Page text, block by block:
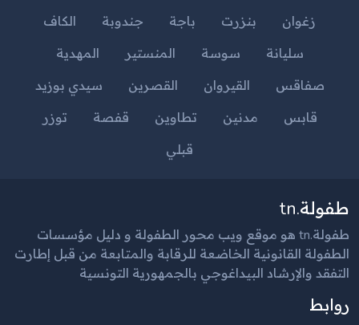
زغوان
بنزرت باجة جندوبة
الكاف
سليانة
سوسة المنستير
المهدية
صفاقس
القيروان القصرين
سيدي بوزيد
قابس
مدنين تطاوين قفصة
توزر
قبلي
طفولة.tn
طفولة.tn هو موقع ويب محور الطفولة و دليل مؤسسات
الطفولة القانونية الخاضعة للرقابة والمتابعة من قبل إطارت
التفقد والإرشاد البيداغوجي بالجمهورية التونسية
روابط